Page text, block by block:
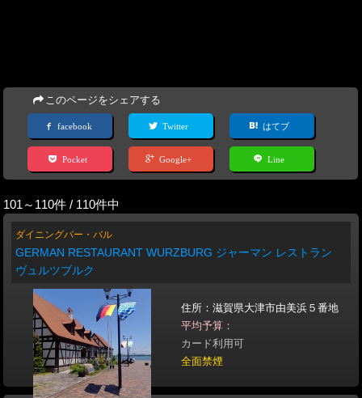
このページをシェアする
facebook Twitter はてブ
Pocket Google+ Line
101～110件 / 110件中
ダイニングバー・バル
GERMAN RESTAURANT WURZBURG ジャーマン レストラン
ヴュルツブルク
住所：滋賀県大津市由美浜５番地
平均予算：
カード利用可
全面禁煙